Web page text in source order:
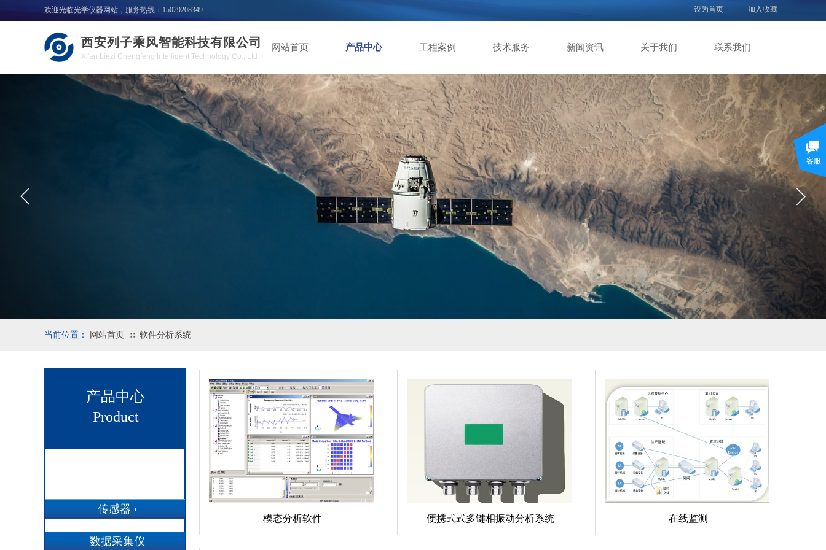
欢迎光临光学仪器网站，服务热线：15029208349 设为首页 加入收藏
Xi'an Liezi Chengfeng Intelligent Technology Co., Ltd
西安列子乘风智能科技有限公司 网站首页 产品中心 工程案例 技术服务 新闻资讯 关于我们 联系我们
当前位置： 网站首页 ∷ 软件分析系统
模态分析软件 便携式式多键相振动分析系统 在线监测
传感器
数据采集仪
产品中心
Product
客服